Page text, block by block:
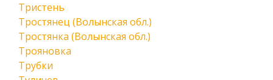
Тристень
Тростянец (Волынская обл.)
Тростянка (Волынская обл.)
Трояновка
Трубки